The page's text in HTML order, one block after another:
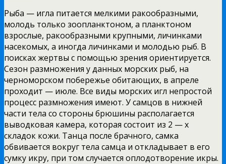
Рыба — игла питается мелкими ракообразными,
молодь только зоопланктоном, а планктоном
взрослые, ракообразными крупными, личинками
насекомых, а иногда личинками и молодью рыб. В
поисках жертвы с помощью зрения ориентируется.
Сезон размножения у данных морских рыб, на
черноморском побережье обитающих, в апреле
проходит — июле. Все виды морских игл непростой
процесс размножения имеют. У самцов в нижней
части тела со стороны брюшины располагается
выводковая камера, которая состоит из 2 — х
складок кожи. Танца после брачного, самка
обвивается вокруг тела самца и откладывает в его
сумку икру, при том случается оплодотворение икры.